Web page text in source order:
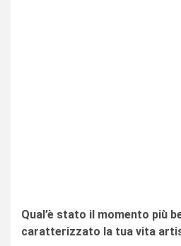
Qual’è stato il momento più
caratterizzato la tua vita